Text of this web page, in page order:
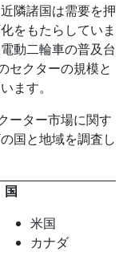
隣諸国は需要を押
をもたらしていま
動二輪車の普及台
セクターの規模と
ます。
ーター市場に関す
国と地域を調査し
国
米国
カナダ